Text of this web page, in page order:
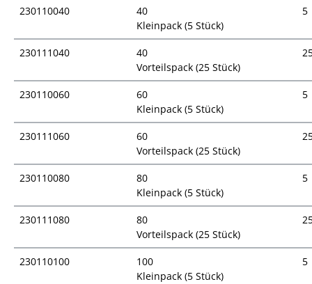
230110040
40
Kleinpack (5 Stück)
5
230111040
40
Vorteilspack (25 Stück)
230110060
60
Kleinpack (5 Stück)
5
230111060
60
Vorteilspack (25 Stück)
230110080
80
Kleinpack (5 Stück)
5
230111080
80
Vorteilspack (25 Stück)
230110100
100
Kleinpack (5 Stück)
5